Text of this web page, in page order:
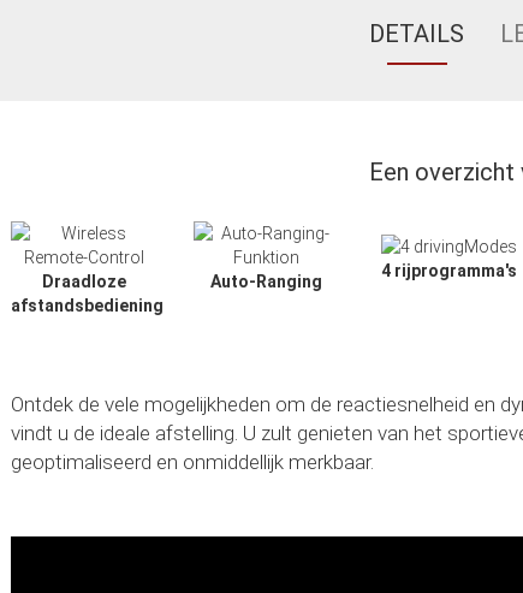
DETAILS
Een overzicht
Draadloze
afstandsbediening
Auto-Ranging
4 rijprogramma's
Ontdek de vele mogelijkheden om de reactiesnelheid en
vindt u de ideale afstelling. U zult genieten van het
geoptimaliseerd en onmiddellijk merkbaar.
Slide02